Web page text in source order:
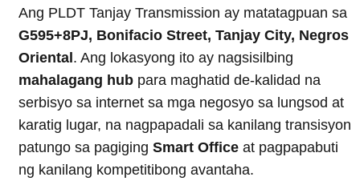
Ang PLDT Tanjay Transmission ay matatagpuan sa
G595+8PJ, Bonifacio Street, Tanjay City, Negros
Oriental. Ang lokasyong ito ay nagsisilbing
mahalagang hub para maghatid de-kalidad na
serbisyo sa internet sa mga negosyo sa lungsod at
karatig lugar, na nagpapadali sa kanilang transisyon
patungo sa pagiging Smart Office at pagpapabuti
ng kanilang kompetitibong avantaha.